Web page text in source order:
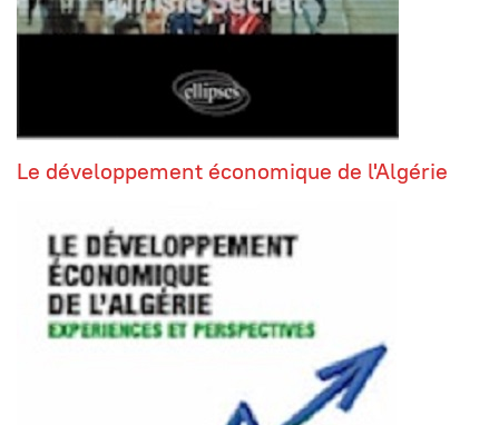
Le développement économique de l'Algérie